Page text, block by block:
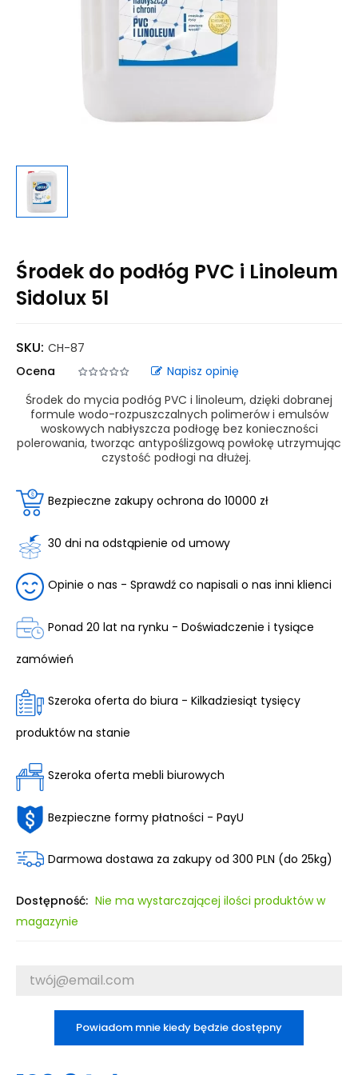
Środek do podłóg PVC i Linoleum
Sidolux 5l
SKU: CH-87
Ocena
Napisz opinię
Środek do mycia podłóg PVC i linoleum, dzięki dobranej
formule wodo-rozpuszczalnych polimerów i emulsów
woskowych nabłyszcza podłogę bez konieczności
polerowania, tworząc antypoślizgową powłokę utrzymując
czystość podłogi na dłużej.
Bezpieczne zakupy ochrona do 10000 zł
30 dni na odstąpienie od umowy
Opinie o nas - Sprawdź co napisali o nas inni klienci
Ponad 20 lat na rynku - Doświadczenie i tysiące
zamówień
Szeroka oferta do biura - Kilkadziesiąt tysięcy
produktów na stanie
Szeroka oferta mebli biurowych
Bezpieczne formy płatności - PayU
Darmowa dostawa za zakupy od 300 PLN (do 25kg)
Dostępność: Nie ma wystarczającej ilości produktów w
magazynie
Powiadom mnie kiedy będzie dostępny